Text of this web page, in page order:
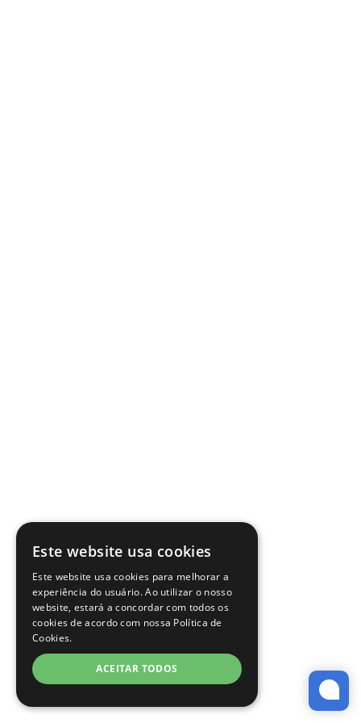
Este website usa cookies
Este website usa cookies para melhorar a
experiência do usuário. Ao utilizar o nosso
website, estará a concordar com todos os
cookies de acordo com nossa Política de
Cookies.
ACEITAR TODOS